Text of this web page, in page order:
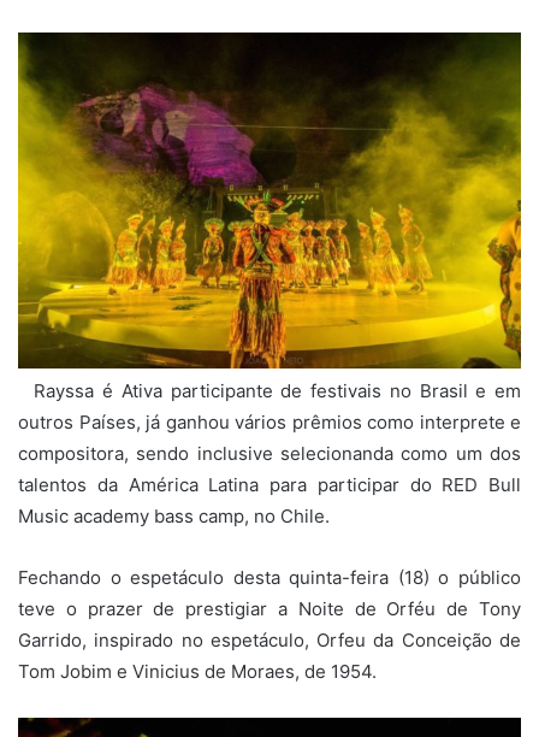
Rayssa é Ativa participante de festivais no Brasil e em
outros Países, já ganhou vários prêmios como interprete e
compositora, sendo inclusive selecionanda como um dos
talentos da América Latina para participar do RED Bull
Music academy bass camp, no Chile.
Fechando o espetáculo desta quinta-feira (18) o público
teve o prazer de prestigiar a Noite de Orféu de Tony
Garrido, inspirado no espetáculo, Orfeu da Conceição de
Tom Jobim e Vinicius de Moraes, de 1954.